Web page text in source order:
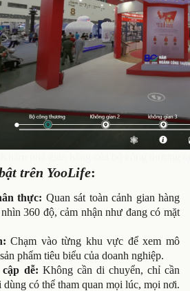
trên YooLife:
thực: Quan sát toàn cảnh gian hàng
360 độ, cảm nhận như đang có mặt
Chạm vào từng khu vực để xem mô
phẩm tiêu biểu của doanh nghiệp.
dễ: Không cần di chuyển, chỉ cần
có thể tham quan mọi lúc, mọi nơi.